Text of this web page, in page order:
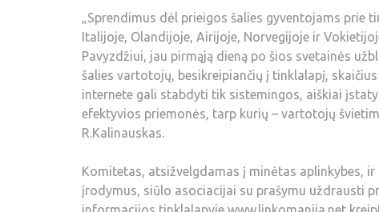
„Sprendimus dėl prieigos šalies gyventojams prie
Italijoje, Olandijoje, Airijoje, Norvegijoje ir
Pavyzdžiui, jau pirmąją dieną po šios svetainės
šalies vartotojų, besikreipiančių į tinklalapį,
internete gali stabdyti tik sistemingos, aiškiai
efektyvios priemonės, tarp kurių – vartotojų
R.Kalinauskas.
Komitetas, atsižvelgdamas į minėtas aplinkybes,
įrodymus, siūlo asociacijai su prašymu uždrausti